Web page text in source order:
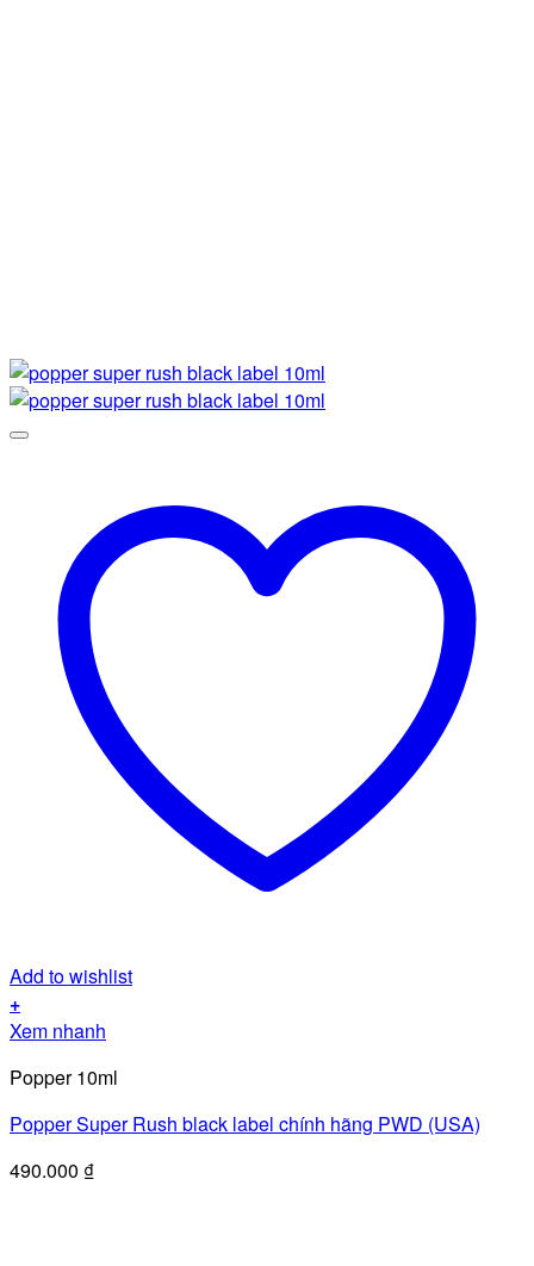
Add to wishlist
+
Xem nhanh
Popper 10ml
Popper Super Rush black label chính hãng PWD (USA)
490.000 ₫